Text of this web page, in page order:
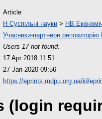
Article
H Суспільні науки > HB
Учасники-партнери
Users 17 not found.
17 Apr 2018 11:51
27 Jan 2020 09:56
https://eprints.mdpu.org.ua/id/
(login